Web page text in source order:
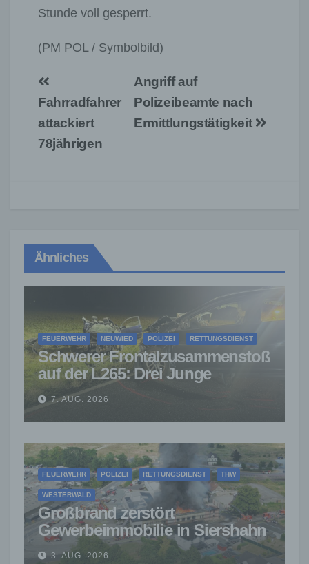
Stunde voll gesperrt.
(PM POL / Symbolbild)
Beitragsnavigation
Angriff auf
Polizeibeamte nach
Ermittlungstätigkeit
Fahrradfahrer
attackiert
78jährigen
Ähnliches
FEUERWEHR NEUWIED POLIZEI RETTUNGSDIENST
Schwerer Frontalzusammenstoß
auf der L265: Drei Junge
Menschen sterben
7. AUG. 2026
FEUERWEHR POLIZEI RETTUNGSDIENST THW
WESTERWALD
Großbrand zerstört
Gewerbeimmobilie in Siershahn
– Millionenschaden entstanden
3. AUG. 2026